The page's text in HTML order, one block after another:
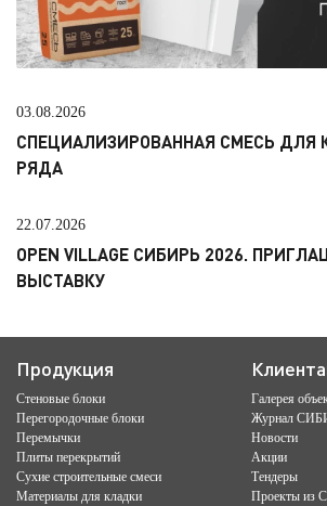
03.08.2026
СПЕЦИАЛИЗИРОВАННАЯ СМЕСЬ ДЛЯ
РЯДА
22.07.2026
OPEN VILLAGE СИБИРЬ 2026.
ВЫСТАВКУ
Продукция
Стеновые блоки
Перегородочные блоки
Перемычки
Плиты перекрытий
Сухие строительные смеси
Материалы для кладки
Галерея
Журнал
Новости
Акции
Тендеры
Проекты из